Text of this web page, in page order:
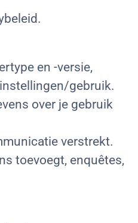
en -versie,
gebruik.
over je gebruik
verstrekt.
toevoegt, enquêtes,